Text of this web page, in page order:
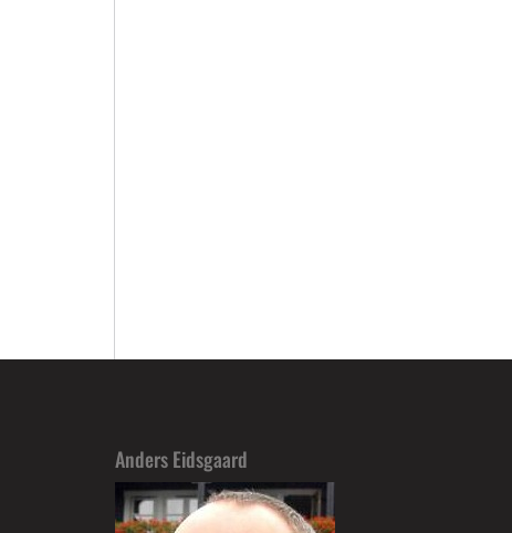
Anders Eidsgaard